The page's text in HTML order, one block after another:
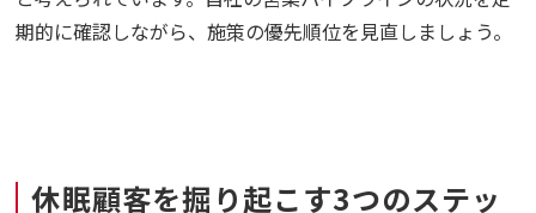
期的に確認しながら、施策の優先順位を見直しましょう。
休眠顧客を掘り起こす3つのステッ